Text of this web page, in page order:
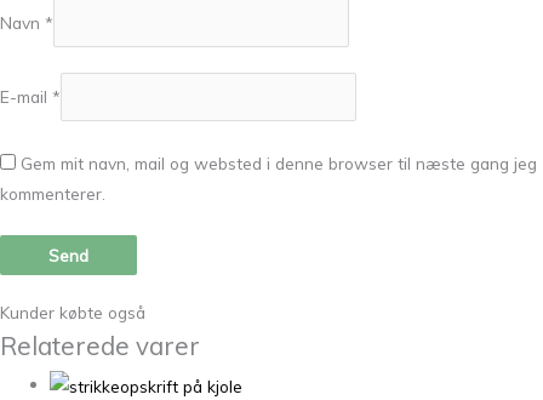
Navn *
E-mail *
Gem mit navn, mail og websted i denne browser til næste gang jeg
kommenterer.
Kunder købte også
Relaterede varer